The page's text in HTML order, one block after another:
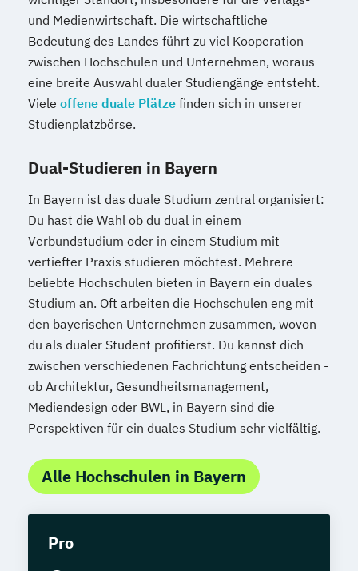
und Medienwirtschaft. Die wirtschaftliche
Bedeutung des Landes führt zu viel Kooperation
zwischen Hochschulen und Unternehmen, woraus
eine breite Auswahl dualer Studiengänge entsteht.
Viele offene duale Plätze finden sich in unserer
Studienplatzbörse.
Dual-Studieren in Bayern
In Bayern ist das duale Studium zentral organisiert:
Du hast die Wahl ob du dual in einem
Verbundstudium oder in einem Studium mit
vertiefter Praxis studieren möchtest. Mehrere
beliebte Hochschulen bieten in Bayern ein duales
Studium an. Oft arbeiten die Hochschulen eng mit
den bayerischen Unternehmen zusammen, wovon
du als dualer Student profitierst. Du kannst dich
zwischen verschiedenen Fachrichtung entscheiden -
ob Architektur, Gesundheitsmanagement,
Mediendesign oder BWL, in Bayern sind die
Perspektiven für ein duales Studium sehr vielfältig.
Alle Hochschulen in Bayern
Pro